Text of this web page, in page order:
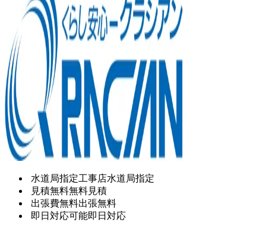
水道局指定工事店水道局指定
見積無料無料見積
出張費無料出張無料
即日対応可能即日対応